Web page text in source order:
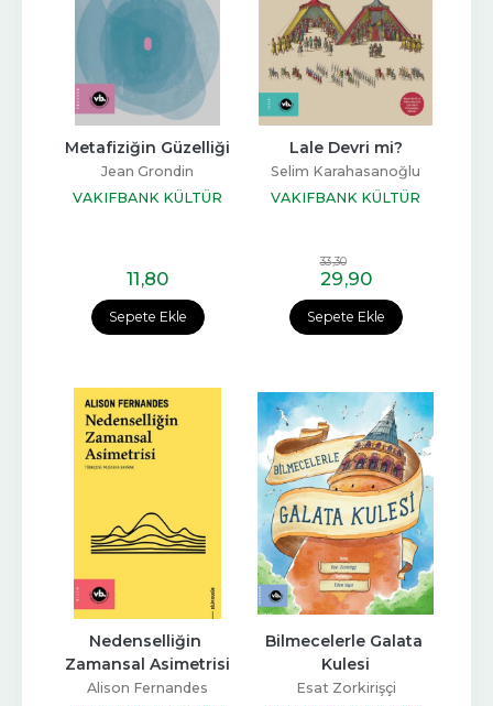
Sepete Ekle
Metafiziğin Güzelliği
Jean Grondin
VAKIFBANK KÜLTÜR
11,80
Sepete Ekle
Lale Devri mi?
Selim Karahasanoğlu
VAKIFBANK KÜLTÜR
33,30
29,90
Nedenselliğin
Zamansal Asimetrisi
Alison Fernandes
Bilmecelerle Galata
Kulesi
Esat Zorkirişçi